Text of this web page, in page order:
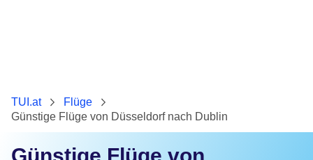
TUI.at
Flüge
Günstige Flüge von Düsseldorf nach Dublin